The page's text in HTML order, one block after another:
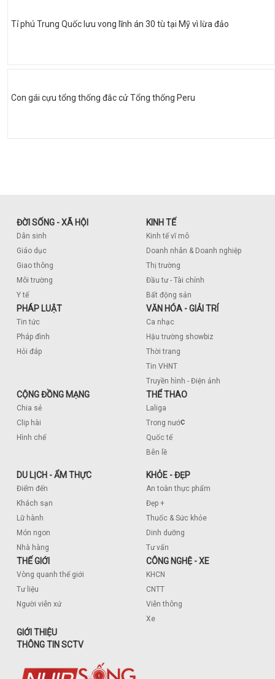
Tỉ phú Trung Quốc lưu vong lĩnh án 30 tù tại Mỹ vì lừa đảo
Con gái cựu tổng thống đắc cử Tổng thống Peru
ĐỜI SỐNG - XÃ HỘI
Dân sinh
Giáo dục
Giao thông
Môi trường
Y tế
KINH TẾ
Kinh tế vĩ mô
Doanh nhân & Doanh nghiệp
Thị trường
Đầu tư - Tài chính
Bất động sản
PHÁP LUẬT
Tin tức
Pháp đình
Hỏi đáp
VĂN HÓA - GIẢI TRÍ
Ca nhạc
Hậu trường showbiz
Thời trang
Tin VHNT
Truyền hình - Điện ảnh
CỘNG ĐỒNG MẠNG
Chia sẻ
Clip hài
Hình chế
THỂ THAO
Laliga
Trong nước
Quốc tế
Bên lề
DU LỊCH - ẨM THỰC
Điểm đến
Khách sạn
Lữ hành
Món ngon
Nhà hàng
KHỎE - ĐẸP
An toàn thực phẩm
Đẹp +
Thuốc & Sức khỏe
Dinh dưỡng
Tư vấn
THẾ GIỚI
Vòng quanh thế giới
Tư liệu
Người viễn xứ
CÔNG NGHỆ - XE
KHCN
CNTT
Viễn thông
Xe
GIỚI THIỆU
THÔNG TIN SCTV